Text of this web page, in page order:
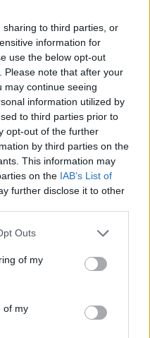
to third parties, or
information for
use the below opt-out
Please note that after your
may continue seeing
information utilized by
to third parties prior to
opt-out of the further
by third parties on the
This information may
on the IAB’s List of
further disclose it to other
Outs
of my
of my
Releasedatum für das
geplanten Eventdaten hat
damit es nicht wieder zu